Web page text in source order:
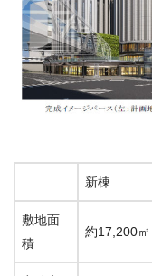
新棟
敷地面
積
約17,200㎡